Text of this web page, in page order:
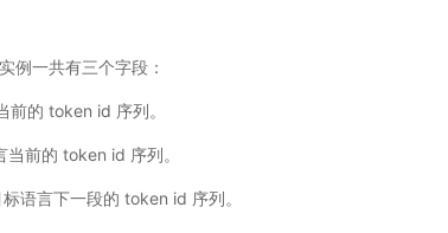
例一共有三个字段：
的 token id 序列。
前的 token id 序列。
语言下一段的 token id 序列。